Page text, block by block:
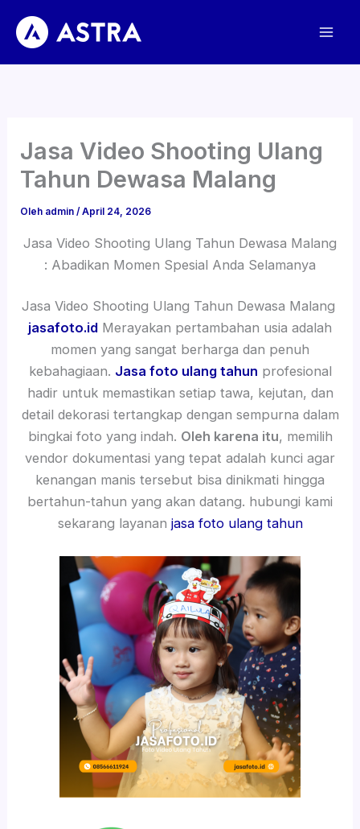
konten
Jasa Video Shooting Ulang
Tahun Dewasa Malang
Oleh admin/April 24, 2026
Jasa Video Shooting Ulang Tahun Dewasa Malang
: Abadikan Momen Spesial Anda Selamanya
Jasa Video Shooting Ulang Tahun Dewasa Malang
jasafoto.id Merayakan pertambahan usia adalah
momen yang sangat berharga dan penuh
kebahagiaan. Jasa foto ulang tahun profesional
hadir untuk memastikan setiap tawa, kejutan, dan
detail dekorasi tertangkap dengan sempurna dalam
bingkai foto yang indah. Oleh karena itu, memilih
vendor dokumentasi yang tepat adalah kunci agar
kenangan manis tersebut bisa dinikmati hingga
bertahun-tahun yang akan datang. hubungi kami
sekarang layanan jasa foto ulang tahun